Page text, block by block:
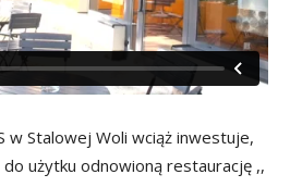
w Stalowej Woli wciąż inwestuje,
użytku odnowioną restaurację ,,